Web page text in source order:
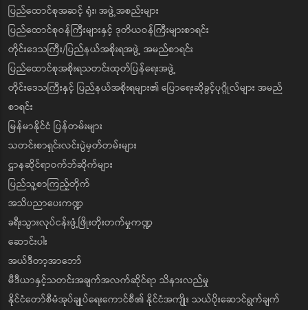
ပြည်ထောင်စုအဆင့် ရုံး၊ အဖွဲ့အစည်းများ
ပြည်ထောင်စုဝန်ကြီးများနှင့် ဒုတိယဝန်ကြီးများစာရင်း
တိုင်းဒေသကြီး/ပြည်နယ်အစိုးရအဖွဲ့ အမည်စာရင်း
ပြည်ထောင်စုအစိုးရသတင်းထုတ်ပြန်ရေးအဖွဲ့
တိုင်းဒေသကြီးနှင့် ပြည်နယ်အစိုးရများ၏ ပြောရေးဆိုခွင့်ပုဂ္ဂိုလ်များ အမည်
စာရင်း
မြန်မာနိုင်ငံ ပြန်တမ်းများ
သတင်းစာရှင်းလင်းပွဲမှတ်တမ်းများ
ဌာနဆိုင်ရာဝက်ဘ်ဆိုက်များ
ပြည်သူ့စာကြည့်တိုက်
အသိပညာပေးကဏ္ဍ
ခရီးသွားလုပ်ငန်းဖွံ့ဖြိုးတိုးတက်မှုကဏ္ဍ
ဆောင်းပါး
အယ်ဒီတာ့အာဘော်
မီဒီယာနှင့်သတင်းအချက်အလက်ဆိုင်ရာ သိနားလည်မှု
နိုင်ငံတော်စီမံအုပ်ချုပ်ရေးကောင်စီ၏ နိုင်ငံအကျိုး သယ်ပိုးဆောင်ရွက်ချက်